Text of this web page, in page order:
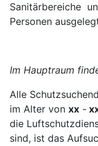
Sanitärbereiche
Personen
Im Hauptraum
Alle
im Alter von xx -
die
sind, ist das